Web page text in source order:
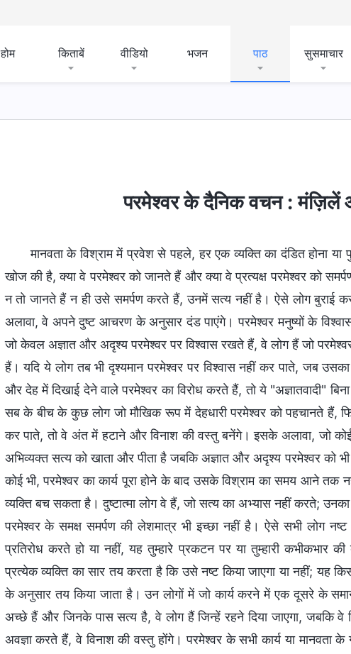
होम किताबें वीडियो भजन पाठ सुसमाचार
परमेश्वर के दैनिक वचन :
मानवता के विश्राम में प्रवेश से पहले, हर एक व्यक्ति का दंडित होना या
खोज की है, क्या वे परमेश्वर को जानते हैं और क्या वे प्रत्यक्ष परमेश्वर को
न तो जानते हैं न ही उसे समर्पण करते हैं, उनमें सत्य नहीं है। ऐसे लोग बुराई
अलावा, वे अपने दुष्ट आचरण के अनुसार दंड पाएंगे। परमेश्वर मनुष्यों के
जो केवल अज्ञात और अदृश्य परमेश्वर पर विश्वास रखते हैं, वे लोग हैं जो
हैं। यदि ये लोग तब भी दृश्यमान परमेश्वर पर विश्वास नहीं कर पाते, जब
और देह में दिखाई देने वाले परमेश्वर का विरोध करते हैं, तो ये "अज्ञातवादी"
सब के बीच के कुछ लोग जो मौखिक रूप में देहधारी परमेश्वर को पहचानते हैं,
कर पाते, तो वे अंत में हटाने और विनाश की वस्तु बनेंगे। इसके अलावा, जो कोई
अभिव्यक्त सत्य को खाता और पीता है जबकि अज्ञात और अदृश्य परमेश्वर को भी
कोई भी, परमेश्वर का कार्य पूरा होने के बाद उसके विश्राम का समय आने तक
व्यक्ति बच सकता है। दुष्टात्मा लोग वे हैं, जो सत्य का अभ्यास नहीं करते;
परमेश्वर के समक्ष समर्पण की लेशमात्र भी इच्छा नहीं है। ऐसे सभी लोग
प्रतिरोध करते हो या नहीं, यह तुम्हारे प्रकटन पर या तुम्हारी कभीकभार
प्रत्येक व्यक्ति का सार तय करता है कि उसे नष्ट किया जाएगा या नहीं; यह
के अनुसार तय किया जाता है। उन लोगों में जो कार्य करने में एक दूसरे के
अच्छे हैं और जिनके पास सत्य है, वे लोग हैं जिन्हें रहने दिया जाएगा, जबकि वे
अवज्ञा करते हैं, वे विनाश की वस्तु होंगे। परमेश्वर के सभी कार्य या